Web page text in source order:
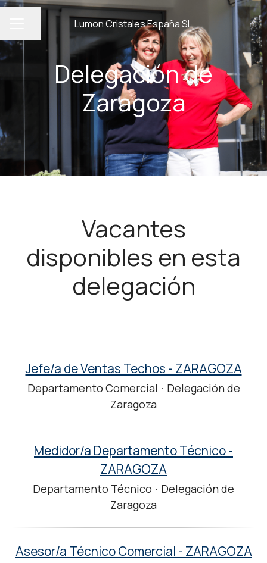
MENÚ DE EMPLEOLumon Cristales España SL
Compartir página
Delegación de
Zaragoza
Vacantes
disponibles en esta
delegación
Jefe/a de Ventas Techos - ZARAGOZA
Departamento Comercial · Delegación de
Zaragoza
Medidor/a Departamento Técnico -
ZARAGOZA
Departamento Técnico · Delegación de
Zaragoza
Asesor/a Técnico Comercial - ZARAGOZA